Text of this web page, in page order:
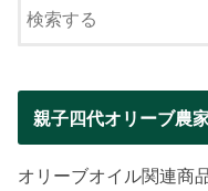
親子四代オリーブ農
オリーブオイル関連商